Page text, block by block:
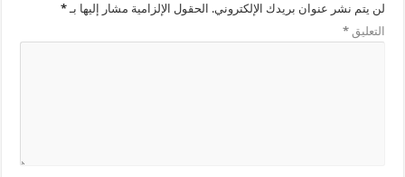
لن يتم نشر عنوان بريدك الإلكتروني. الحقول الإلزامية مشار إليها بـ*
التعليق*